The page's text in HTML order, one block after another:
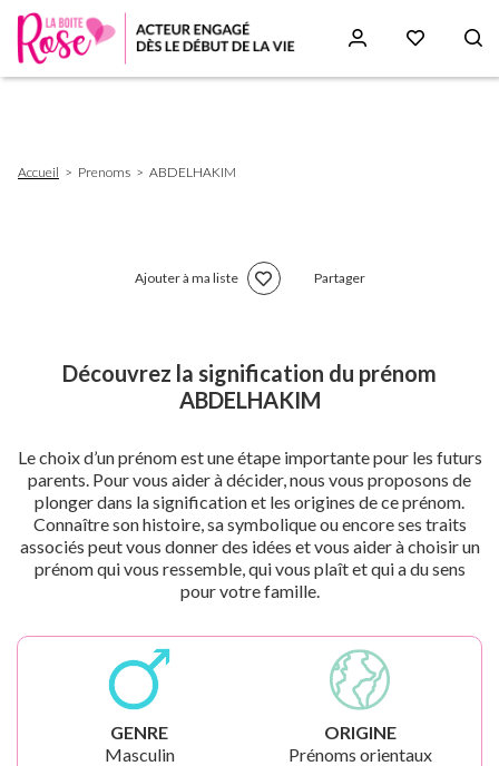
d'Ariane
Accueil Prenoms ABDELHAKIM
Ajouter à ma liste Partager
Découvrez la signification du prénom
ABDELHAKIM
Le choix d’un prénom est une étape importante pour les futurs
parents. Pour vous aider à décider, nous vous proposons de
plonger dans la signification et les origines de ce prénom.
Connaître son histoire, sa symbolique ou encore ses traits
associés peut vous donner des idées et vous aider à choisir un
prénom qui vous ressemble, qui vous plaît et qui a du sens
pour votre famille.
GENRE
Masculin
ORIGINE
Prénoms orientaux